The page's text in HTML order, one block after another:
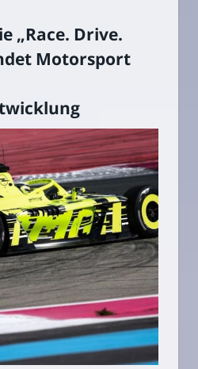
„Race. Drive.
Motorsport